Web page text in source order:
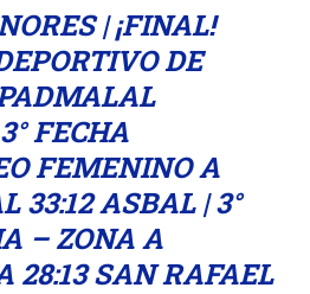
| ¡FINAL!
DE
3° FECHA
FEMENINO A
33:12 ASBAL | 3°
– ZONA A
28:13 SAN RAFAEL